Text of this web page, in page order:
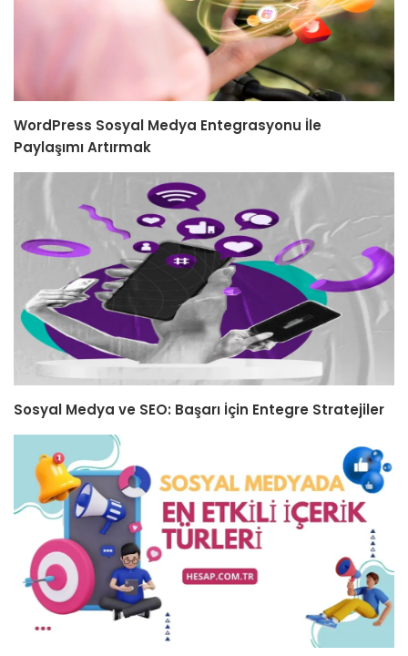
WordPress Sosyal Medya Entegrasyonu İle
Paylaşımı Artırmak
Sosyal Medya ve SEO: Başarı İçin Entegre Stratejiler